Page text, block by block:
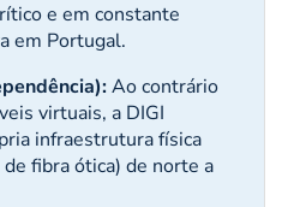
e em constante
em Portugal.
Ao contrário
virtuais, a DIGI
infraestrutura física
fibra ótica) de norte a